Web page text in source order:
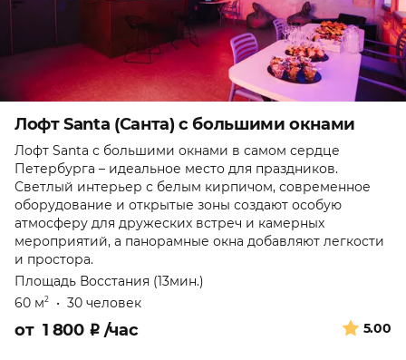
Лофт Santa (Санта) с большими окнами
Лофт Santa с большими окнами в самом сердце
Петербурга – идеальное место для праздников.
Светлый интерьер с белым кирпичом, современное
оборудование и открытые зоны создают особую
атмосферу для дружеских встреч и камерных
мероприятий, а панорамные окна добавляют легкости
и простора.
Площадь Восстания (13мин.)
60 м2 • 30 человек
5.00
от 1 800 ₽ /час